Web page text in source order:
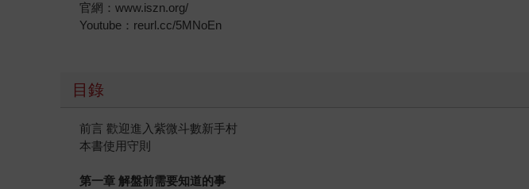
官網：www.iszn.org/
Youtube：reurl.cc/5MNoEn
目錄
前言 歡迎進入紫微斗數新手村
本書使用守則
第一章 解盤前需要知道的事